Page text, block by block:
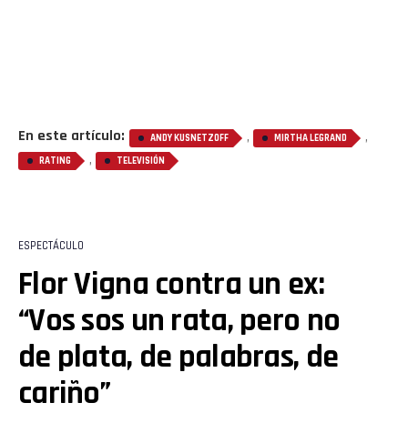
En este artículo: ANDY KUSNETZOFF , MIRTHA LEGRAND ,
RATING , TELEVISIÓN
ESPECTÁCULO
Flor Vigna contra un ex:
“Vos sos un rata, pero no
de plata, de palabras, de
cariño”